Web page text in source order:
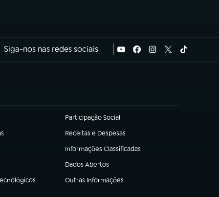
Siga-nos nas redes sociais
Participação Social
(abre em nova aba)
Receitas e Despesas
(abre em nova aba)
Informações Classificadas
(abre em nova aba)
Dados Abertos
(abre em nova aba)
Outras Informações
(abre em nova aba)